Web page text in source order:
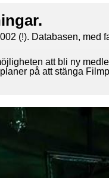
(!). Databasen, med
att bli ny
på att stänga